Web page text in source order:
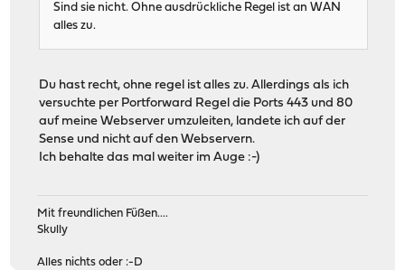
Sind sie nicht. Ohne ausdrückliche Regel ist an WAN
alles zu.
Du hast recht, ohne regel ist alles zu. Allerdings als ich
versuchte per Portforward Regel die Ports 443 und 80
auf meine Webserver umzuleiten, landete ich auf der
Sense und nicht auf den Webservern.
Ich behalte das mal weiter im Auge :-)
Mit freundlichen Füßen....
Skully
Alles nichts oder :-D